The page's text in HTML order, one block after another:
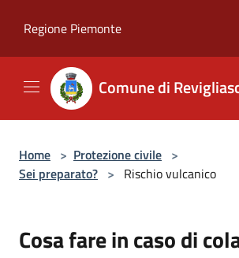
Regione Piemonte
Comune di
Home > Protezione civile >
Sei preparato? > Rischio vulcanico
Cosa fare in caso di